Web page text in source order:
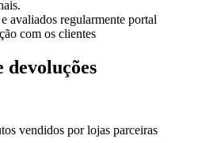
avaliados regularmente portal
com os clientes
devoluções
vendidos por lojas parceiras